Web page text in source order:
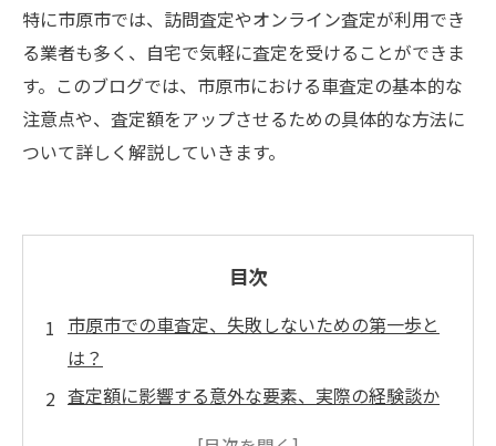
特に市原市では、訪問査定やオンライン査定が利用でき
る業者も多く、自宅で気軽に査定を受けることができま
す。このブログでは、市原市における車査定の基本的な
注意点や、査定額をアップさせるための具体的な方法に
ついて詳しく解説していきます。
目次
市原市での車査定、失敗しないための第一歩と
は？
査定額に影響する意外な要素、実際の経験談か